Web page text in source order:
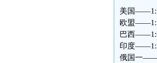
美国
欧盟
巴西
印度
俄国一